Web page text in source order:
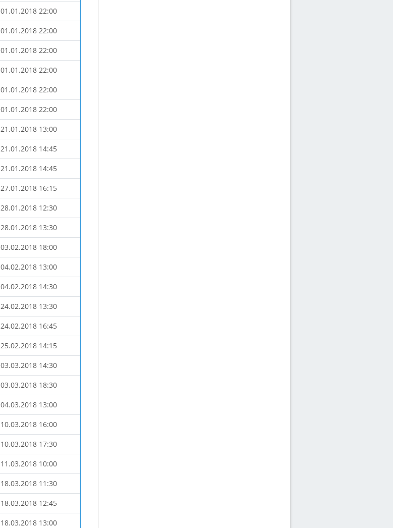
01.01.2018 22:00
01.01.2018 22:00
01.01.2018 22:00
01.01.2018 22:00
01.01.2018 22:00
01.01.2018 22:00
21.01.2018 13:00
21.01.2018 14:45
21.01.2018 14:45
27.01.2018 16:15
28.01.2018 12:30
28.01.2018 13:30
03.02.2018 18:00
04.02.2018 13:00
04.02.2018 14:30
24.02.2018 13:30
24.02.2018 16:45
25.02.2018 14:15
03.03.2018 14:30
03.03.2018 18:30
04.03.2018 13:00
10.03.2018 16:00
10.03.2018 17:30
11.03.2018 10:00
18.03.2018 11:30
18.03.2018 12:45
18.03.2018 13:00